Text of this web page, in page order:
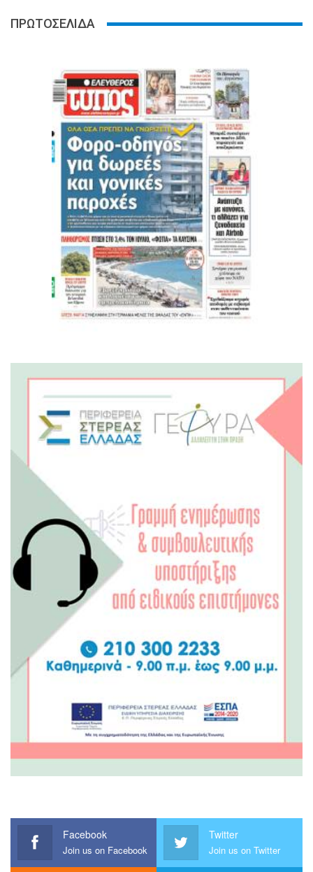
ΠΡΩΤΟΣΕΛΙΔΑ
Facebook
Join us on Facebook
Twitter
Join us on Twitter